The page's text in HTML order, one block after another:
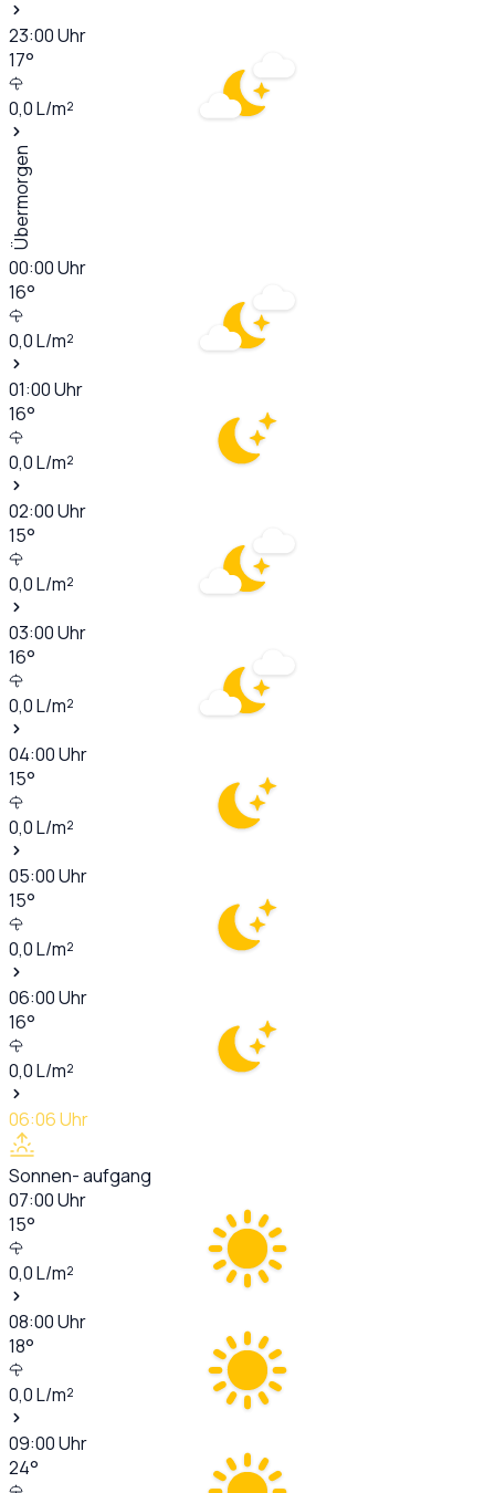
23:00Uhr
17°
0,0L/m²
Übermorgen
00:00Uhr
16°
0,0L/m²
01:00Uhr
16°
0,0L/m²
02:00Uhr
15°
0,0L/m²
03:00Uhr
16°
0,0L/m²
04:00Uhr
15°
0,0L/m²
05:00Uhr
15°
0,0L/m²
06:00Uhr
16°
0,0L/m²
06:06Uhr
Sonnen- aufgang
07:00Uhr
15°
0,0L/m²
08:00Uhr
18°
0,0L/m²
09:00Uhr
24°